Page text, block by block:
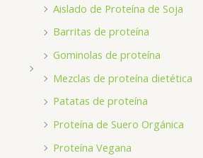
Aislado de Proteína de Soja
Barritas de proteína
Gominolas de proteína
Mezclas de proteína dietética
Patatas de proteína
Proteína de Suero Orgánica
Proteína Vegana